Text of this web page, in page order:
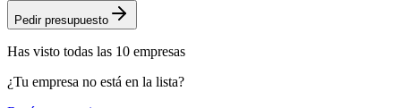
Pedir presupuesto
Has visto todas las 10 empresas
¿Tu empresa no está en la lista?